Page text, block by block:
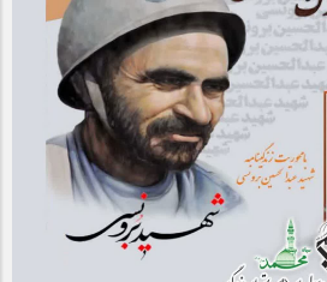
در بزرگترین مسابقات گل کوچک جهان شرکت